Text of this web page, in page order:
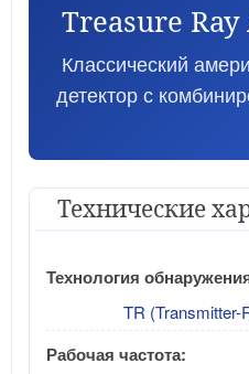
Treasure Ray
Классический
детектор с
Технические
Технология
TR (Transmitter-
Рабочая частота: